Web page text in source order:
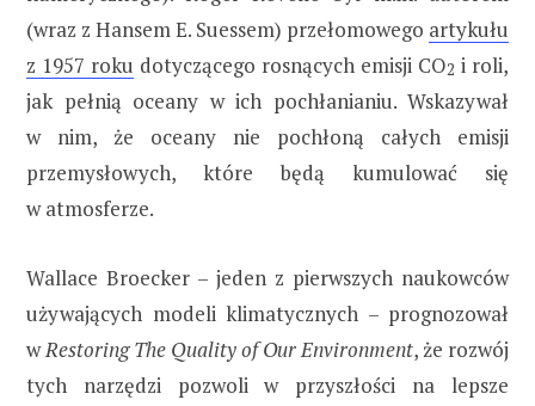
(wraz z Hansem E. Suessem) przełomowego artykułu
z 1957 roku dotyczącego rosnących emisji CO2 i roli,
jak pełnią oceany w ich pochłanianiu. Wskazywał
w nim, że oceany nie pochłoną całych emisji
przemysłowych, które będą kumulować się
w atmosferze.
Wallace Broecker – jeden z pierwszych naukowców
używających modeli klimatycznych – prognozował
wRestoring The Quality of Our Environment, że rozwój
tych narzędzi pozwoli w przyszłości na lepsze